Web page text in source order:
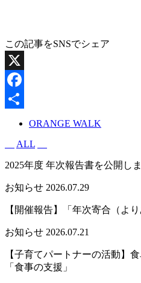
この記事をSNSでシェア
X
Facebook
ORANGE WALK
ALL
2025年度 年次報告書を公開し
お知らせ 2026.07.29
【開催報告】「年次寄合（より
お知らせ 2026.07.21
【子育てパートナーの活動】
「食事の支援」